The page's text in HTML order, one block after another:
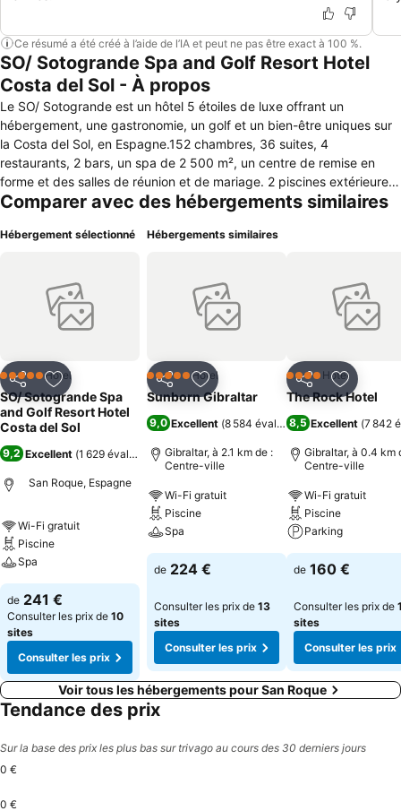
Ce résumé a été créé à l’aide de l’IA et peut ne pas être exact à 100 %.
SO/ Sotogrande Spa and Golf Resort Hotel
Costa del Sol - À propos
Le SO/ Sotogrande est un hôtel 5 étoiles de luxe offrant un
hébergement, une gastronomie, un golf et un bien-être uniques sur
la Costa del Sol, en Espagne.152 chambres, 36 suites, 4
restaurants, 2 bars, un spa de 2 500 m², un centre de remise en
forme et des salles de réunion et de mariage. 2 piscines extérieures
et 1 piscine intérieure avec des terrasses au milieu de jardins privés
campagne andalouse. Une expérience unique dans le sud de
sur la mer Méditerranée est la meilleure destination pour se
détendre et profiter de ses vacances. Laissez-vous séduire par
l'essence méditerranéenne et le luxe du SO/ Sotogrande.
Comparer avec des hébergements similaires
Hébergement sélectionné
PartagerAjouter à mes favoris
5 Étoiles Hôtel
SO/ Sotogrande Spa
and Golf Resort Hotel
Costa del Sol
9,2 Excellent (1 629 évaluations)
San Roque, Espagne
Wi-Fi gratuit
Piscine
Spa
de 241 €
Consulter les prix de 10
sites
Consulter les prix
Hébergements similaires
PartagerAjouter à mes favoris
5 Étoiles Hôtel
Sunborn Gibraltar
9,0 Excellent (8 584 évaluations)
Gibraltar, à 2.1 km de :
Centre-ville
Wi-Fi gratuit
Piscine
Spa
de 224 €
Consulter les prix de 13
sites
Consulter les prix
PartagerAjouter
4 ÉtoilesHôtel
The Rock Hotel
8,5 Excellent (7 842
Gibraltar, à 0.4 km
Centre-ville
Wi-Fi gratuit
Piscine
Parking
de 160 €
Consulter les prix de
sites
Consulter les prix
Voir tous les hébergements pour San Roque
Tendance des prix
Sur la base des prix les plus bas sur trivago au cours des 30 derniers jours
0 €
0 €